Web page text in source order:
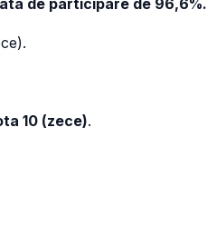
de participare de 96,6%.
10 (zece).